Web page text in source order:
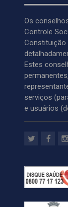
Os
Controle
Constituição
Estes
serviços
e usuários